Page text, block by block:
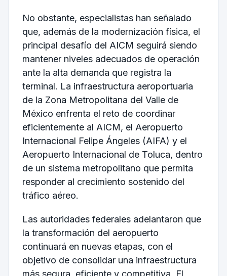
No obstante, especialistas han señalado
que, además de la modernización física, el
principal desafío del AICM seguirá siendo
mantener niveles adecuados de operación
ante la alta demanda que registra la
terminal. La infraestructura aeroportuaria
de la Zona Metropolitana del Valle de
México enfrenta el reto de coordinar
eficientemente al AICM, el Aeropuerto
Internacional Felipe Ángeles (AIFA) y el
Aeropuerto Internacional de Toluca, dentro
de un sistema metropolitano que permita
responder al crecimiento sostenido del
tráfico aéreo.
Las autoridades federales adelantaron que
la transformación del aeropuerto
continuará en nuevas etapas, con el
objetivo de consolidar una infraestructura